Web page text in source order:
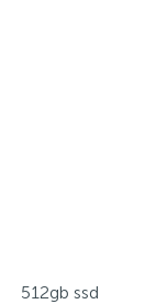
512gb ssd